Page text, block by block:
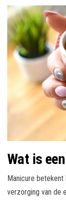
Wat is
Manicure
verzorging van de